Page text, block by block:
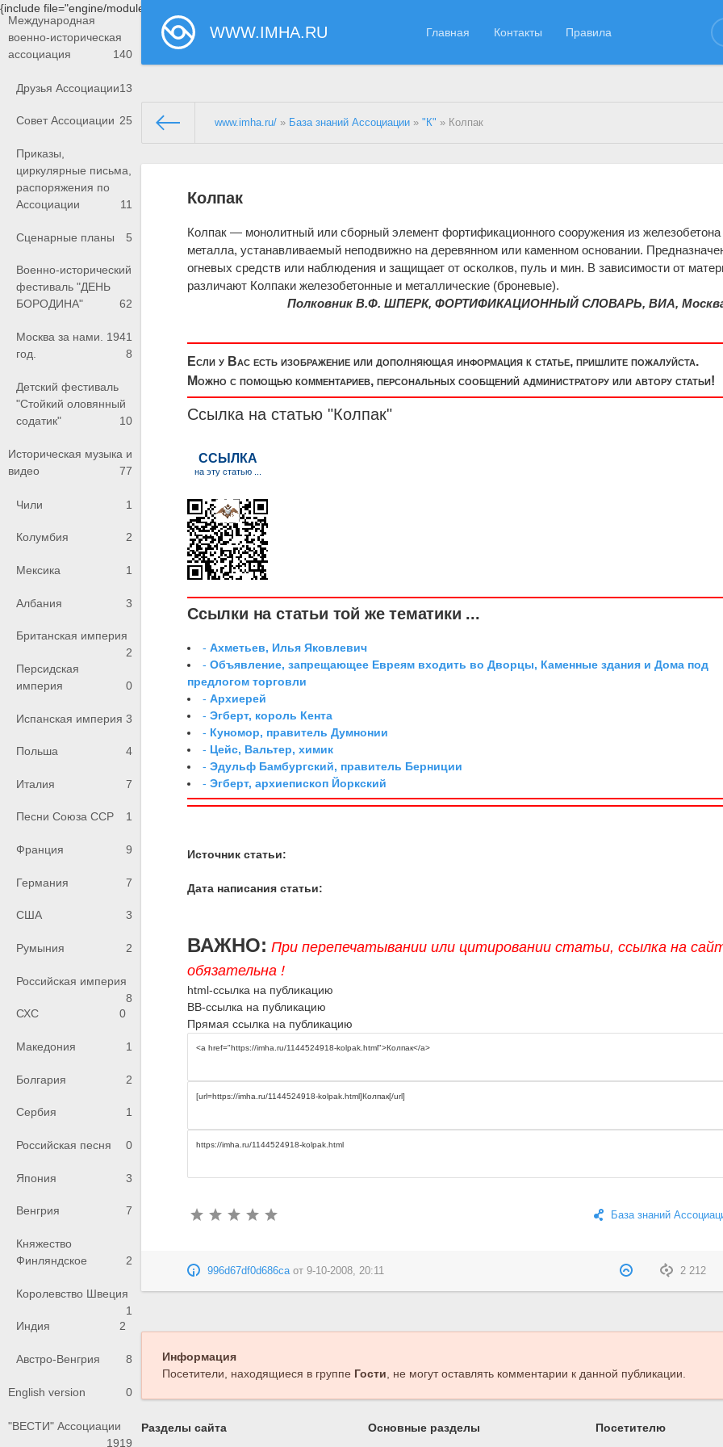
{include file="engine/modules/saperu/head.php"}
WWW.IMHA.RU Главная Контакты Правила
Международная
военно-историческая
ассоциация
140
Друзья Ассоциации13
Совет Ассоциации 25
Приказы,
циркулярные письма,
распоряжения по
Ассоциации
11
Сценарные планы 5
Военно-исторический
фестиваль "ДЕНЬ
БОРОДИНА"
62
Москва за нами. 1941
год.
8
Детский фестиваль
"Стойкий оловянный
содатик"
10
Историческая музыка и
видео
77
Чили 1
Колумбия 2
Мексика 1
Албания 3
Британская империя
2
Персидская
империя
0
Испанская империя 3
Польша 4
Италия 7
Песни Союза ССР 1
Франция 9
Германия 7
США 3
Румыния 2
Российская империя
8
СХС
0
Македония 1
Болгария 2
Сербия 1
Российская песня 0
Япония 3
Венгрия 7
Княжество
Финляндское
2
Королевство Швеция
1
Индия
2
Австро-Венгрия 8
English version 0
"ВЕСТИ" Ассоциации
1919
www.imha.ru/ » База знаний Ассоциации »"К" » Колпак
Колпак
Колпак — монолитный или сборный элемент фортификационного сооружения из
металла, устанавливаемый неподвижно на деревянном или каменном основании.
огневых средств или наблюдения и защищает от осколков, пуль и мин. В зависимости от
различают Колпаки железобетонные и металлические (броневые).
Полковник В.Ф. ШПЕРК, ФОРТИФИКАЦИОННЫЙ СЛОВАРЬ, ВИА,
Если у Вас есть изображение или дополняющая информация к статье, пришлите пожалуйста.
Можно с помощью комментариев, персональных сообщений администратору или автору статьи!
Ссылка на статью "Колпак"
Ссылки на статьи той же тематики ...
-Ахметьев, Илья Яковлевич
-Объявление, запрещающее Евреям входить во Дворцы, Каменные здания и Дома под
предлогом торговли
-Архиерей
-Эгберт, король Кента
- Куномор, правитель Думнонии
- Цейс, Вальтер, химик
-Эдульф Бамбургский, правитель Берниции
-Эгберт, архиепископ Йоркский
Источник статьи:
Дата написания статьи:
ВАЖНО: При перепечатывании или цитировании статьи, ссылка на
обязательна !
html-ссылка на публикацию
BB-ссылка на публикацию
Прямая ссылка на публикацию
База знаний
2 212
996d67df0d686caот9-10-2008, 20:11
Информация
Посетители, находящиеся в группе Гости, не могут оставлять комментарии к данной публикации.
Разделы сайта Основные разделы Посетителю